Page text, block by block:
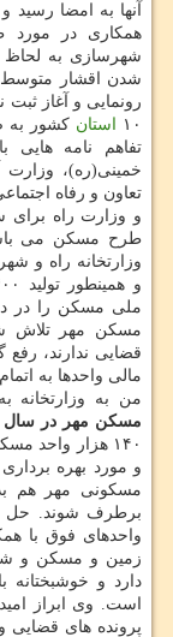
آنها به امضا رسید
همكاری در
شهرسازی به لحاظ
شدن اقشار متوسط
رونمایی و آغاز
۱۰
استان كشور
تفاهم نامه هایی
خمینی(ره)،
تعاون و رفاه
و وزارت راه برای
طرح مسكن می
وزارتخانه راه و
ملی مسكن را در
مسكن مهر تلاش شد
قضایی ندارند،
من به وزارتخانه
مسكن مهر در سال ۹۷ و ۹۸
۱۴۰ هزار واحد
مسكونی مهر هم
برطرف شوند. حل
واحدهای فوق با
زمین و مسكن و
دارد و
است. وی ابراز
پرونده های قضایی